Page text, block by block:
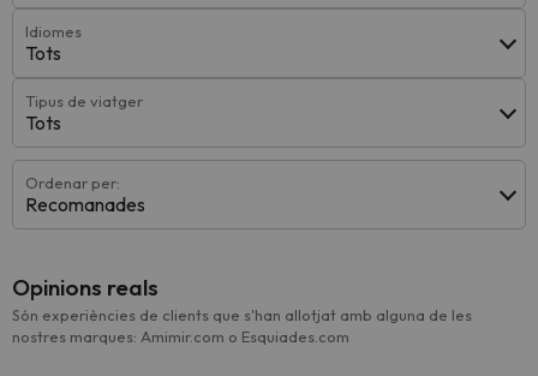
Idiomes
Tots
Tipus de viatger
Tots
Ordenar per:
Recomanades
Opinions reals
Són experiències de clients que s'han allotjat amb alguna de les
nostres marques: Amimir.com o Esquiades.com